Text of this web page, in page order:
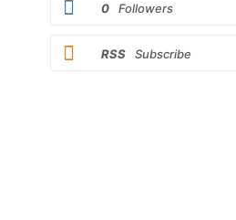
0 Followers
RSS Subscribe